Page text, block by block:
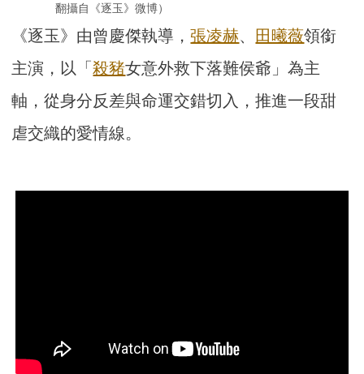
翻攝自《逐玉》微博）
《逐玉》由曾慶傑執導，張凌赫、 田曦薇領銜
主演，以「殺豬女意外救下落難侯爺」為主
軸，從身分反差與命運交錯切入，推進一段甜
虐交織的愛情線。